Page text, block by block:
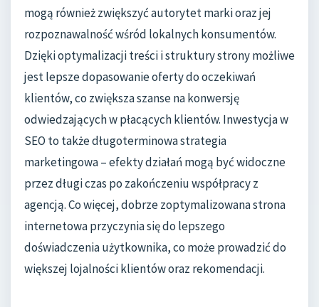
mogą również zwiększyć autorytet marki oraz jej
rozpoznawalność wśród lokalnych konsumentów.
Dzięki optymalizacji treści i struktury strony możliwe
jest lepsze dopasowanie oferty do oczekiwań
klientów, co zwiększa szanse na konwersję
odwiedzających w płacących klientów. Inwestycja w
SEO to także długoterminowa strategia
marketingowa – efekty działań mogą być widoczne
przez długi czas po zakończeniu współpracy z
agencją. Co więcej, dobrze zoptymalizowana strona
internetowa przyczynia się do lepszego
doświadczenia użytkownika, co może prowadzić do
większej lojalności klientów oraz rekomendacji.